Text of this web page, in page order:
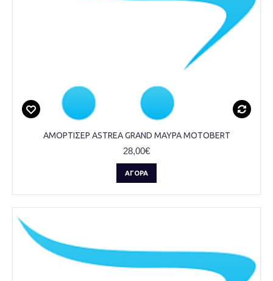
ΑΜΟΡΤΙΣΕΡ ASTREA GRAND ΜΑΥΡΑ MOTOBERT
28,00€
ΑΓΟΡΆ